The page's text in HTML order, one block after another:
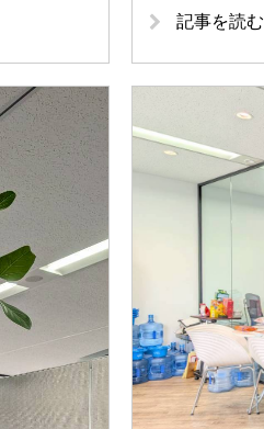
記事を読む